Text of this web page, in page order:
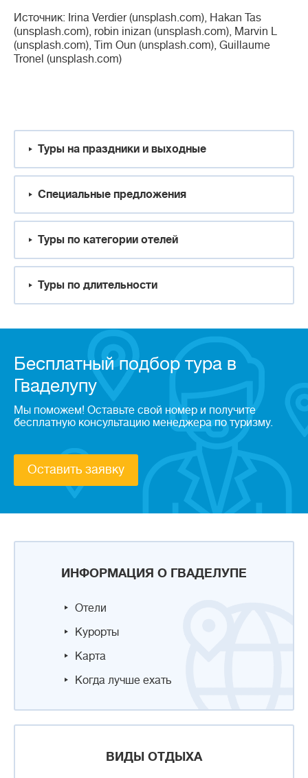
ИНФОРМАЦИЯ О ГВАДЕЛУПЕ
Отели
Курорты
Карта
Когда лучше ехать
ВИДЫ ОТДЫХА
Источник: Irina Verdier (unsplash.com), Hakan Tas
(unsplash.com), robin inizan (unsplash.com), Marvin L
(unsplash.com), Tim Oun (unsplash.com), Guillaume
Tronel (unsplash.com)
Туры на праздники и выходные
Специальные предложения
Туры по категории отелей
Туры по длительности
Бесплатный подбор тура в
Гваделупу
Мы поможем! Оставьте свой номер и получите
бесплатную консультацию менеджера по туризму.
Оставить заявку